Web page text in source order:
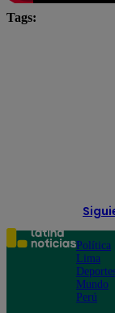
Tags:
Política
Lima
Mundo
Perú